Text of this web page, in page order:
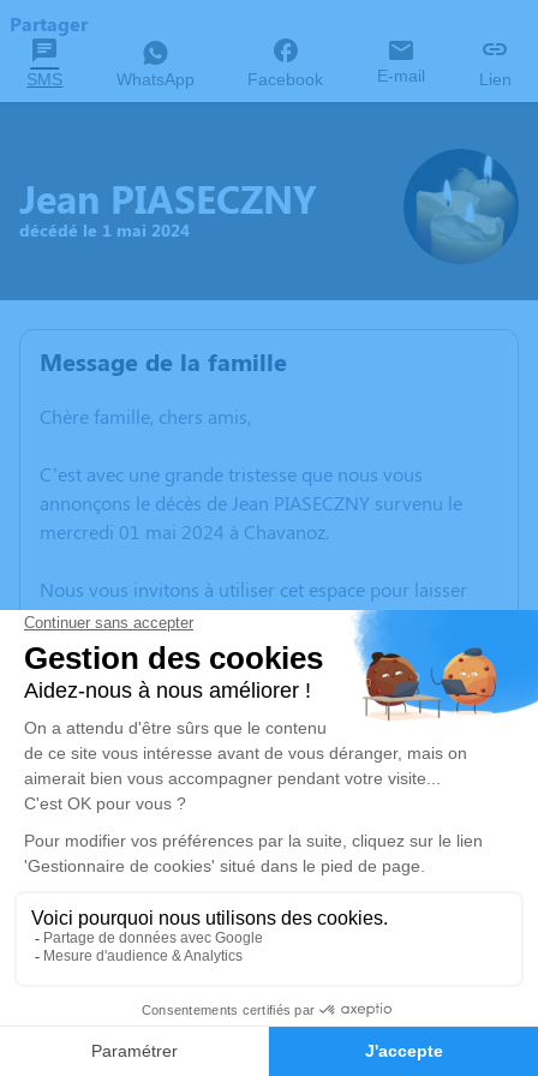
Faire-part Hommages
Partager
SMS WhatsApp Facebook E-mail Lien
Jean PIASECZNY
décédé le 1 mai 2024
Message de la famille
Chère famille, chers amis,
C’est avec une grande tristesse que nous vous
annonçons le décès de Jean PIASECZNY survenu le
mercredi 01 mai 2024 à Chavanoz.
Nous vous invitons à utiliser cet espace pour laisser
vos condoléances, partager des photos souvenirs, une
anecdote ou exprimer vos pensées à travers des
poèmes ou des textes. Cet endroit est un lieu
d'expression dédié à honorer la mémoire de Jean
PIASECZNY.
Un service de plantation d’arbre hommage est
disponible ici.
Je rends hommage
Cérémonie
Eglise de CHAVANOZ
38230 Chavanoz